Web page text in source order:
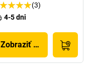
(3)
4-5 dni
Zobraziť produkt